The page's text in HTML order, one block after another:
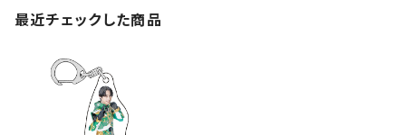
最近チェックした商品